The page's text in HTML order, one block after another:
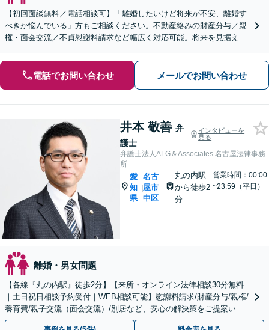
【初回面談無料／電話相談可】「離婚したいけど将来が不安、離婚す
べきか悩んでいる」方もご相談ください。不動産絡みの財産分与／親
権・面会交流／不貞慰謝料請求など幅広く対応可能。将来を見据えた
電話でお問い合わせ メールでお問い合わせ
井本 敬善 弁
護士
インタビューを
見る
弁護士法人ALG＆Associates 名古屋法律事務
所
愛
知
県
|
名古
屋市
中区
丸の内駅
から徒歩2
分
営業時間：00:00
~23:59（平日）
離婚・男女問題
【各線『丸の内駅』徒歩2分】【来所・オンライン法律相談30分無料
｜土日祝日相談予約受付｜WEB相談可能】慰謝料請求/財産分与/親権/
養育費/親子交流（面会交流）/別居など、安心の解決策をご提案いた
します